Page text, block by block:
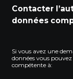
Contacter
données
Si vous avez une
données vous
compétente à: